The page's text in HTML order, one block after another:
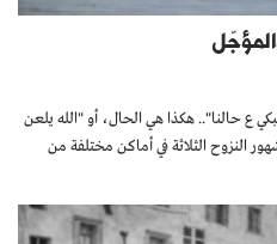
ع حالنا".. هكذا هي الحال، أو "الله يلعن
النزوح الثلاثة في أماكن مختلفة من